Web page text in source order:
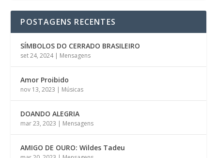
POSTAGENS RECENTES
SÍMBOLOS DO CERRADO BRASILEIRO
set 24, 2024| Mensagens
Amor Proibido
nov 13, 2023 | Músicas
DOANDO ALEGRIA
mar 23, 2023 | Mensagens
AMIGO DE OURO: Wildes Tadeu